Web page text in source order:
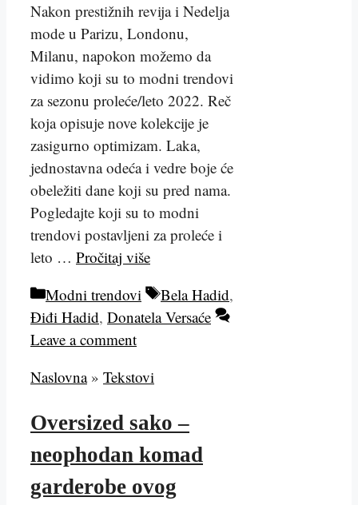
Nakon prestižnih revija i Nedelja
mode u Parizu, Londonu,
Milanu, napokon možemo da
vidimo koji su to modni trendovi
za sezonu proleće/leto 2022. Reč
koja opisuje nove kolekcije je
zasigurno optimizam. Laka,
jednostavna odeća i vedre boje će
obeležiti dane koji su pred nama.
Pogledajte koji su to modni
trendovi postavljeni za proleće i
leto … Pročitaj više
Kategorije
Modni trendovi Tags
Bela Hadid,
Điđi Hadid, Donatela Versaće
Leave a comment
Naslovna» Tekstovi
Oversized sako –
neophodan komad
garderobe ovog